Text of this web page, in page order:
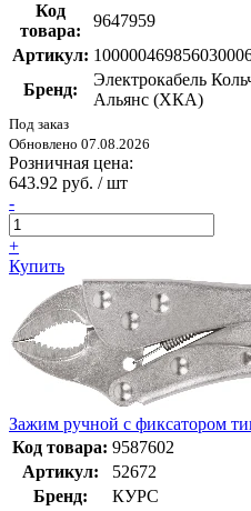
Код
товара:
9647959
Артикул:
Бренд:
Электрокабель
Альянс (ХКА)
Под заказ
Обновлено 07.08.2026
Розничная цена:
643.92 руб. / шт
-
+
Купить
Зажим ручной с фиксатором
Код товара: 9587602
Артикул:
52672
Бренд:
КУРС